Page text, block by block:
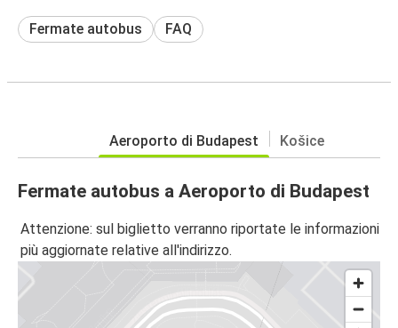
Fermate autobus FAQ
Aeroporto di Budapest Košice
Fermate autobus a Aeroporto di Budapest
Attenzione: sul biglietto verranno riportate le informazioni
più aggiornate relative all'indirizzo.